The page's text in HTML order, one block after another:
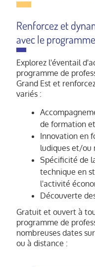
Renforcez et
avec le
Explorez l'éventail
programme de
Grand Est et
variés :
de formation
Innovation en
ludiques et/ou
Spécificité de
technique en
l'activité
Découverte
Gratuit et ouvert à
programme de
nombreuses dates
ou à distance :